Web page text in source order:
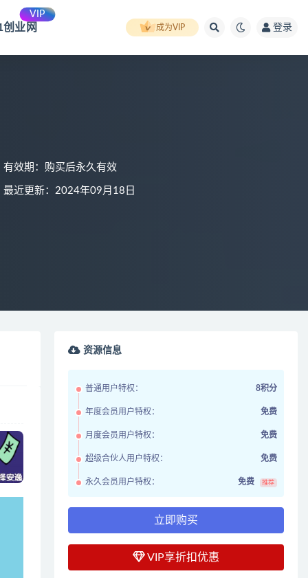
创业网
VIP
成为VIP 登录
有效期：购买后永久有效
最近更新：2024年09月18日
资源信息
普通用户特权： 8积分
年度会员用户特权： 免费
月度会员用户特权： 免费
超级合伙人用户特权： 免费
永久会员用户特权： 免费 推荐
立即购买
VIP享折扣优惠